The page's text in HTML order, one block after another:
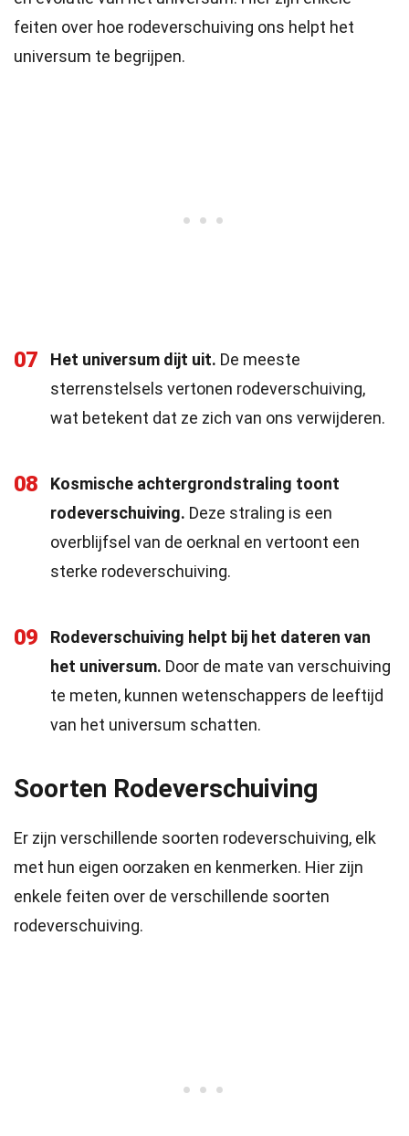
feiten over hoe rodeverschuiving ons helpt het
universum te begrijpen.
07 Het universum dijt uit. De meeste
sterrenstelsels vertonen rodeverschuiving,
wat betekent dat ze zich van ons verwijderen.
08
Kosmische achtergrondstraling toont
rodeverschuiving. Deze straling is een
overblijfsel van de oerknal en vertoont een
sterke rodeverschuiving.
09
Rodeverschuiving helpt bij het dateren van
het universum. Door de mate van verschuiving
te meten, kunnen wetenschappers de leeftijd
van het universum schatten.
Soorten Rodeverschuiving
Er zijn verschillende soorten rodeverschuiving, elk
met hun eigen oorzaken en kenmerken. Hier zijn
enkele feiten over de verschillende soorten
rodeverschuiving.